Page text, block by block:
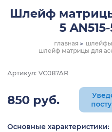
Шлейф
5
главная
шлейф матрицы для
Артикул: VC087AR
850 руб.
Основные характеристики: